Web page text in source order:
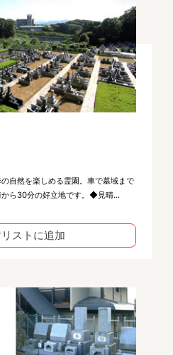
自然を楽しめる霊園。車で墓域まで
から30分の好立地です。◆見晴...
ストに追加